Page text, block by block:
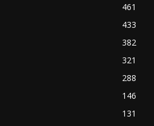
461
433
382
321
288
146
131